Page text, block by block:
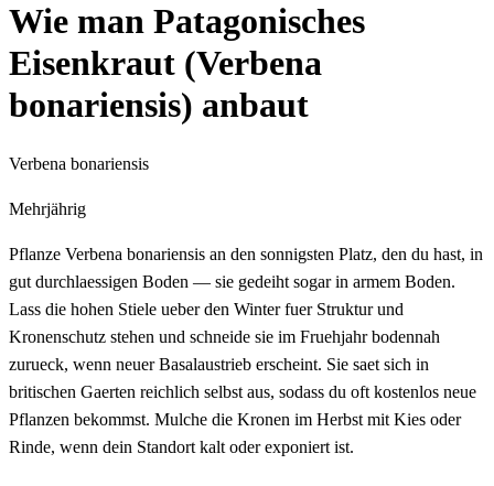
Wie man Patagonisches
Eisenkraut (Verbena
bonariensis) anbaut
Verbena bonariensis
Mehrjährig
Pflanze Verbena bonariensis an den sonnigsten Platz, den du hast, in
gut durchlaessigen Boden — sie gedeiht sogar in armem Boden.
Lass die hohen Stiele ueber den Winter fuer Struktur und
Kronenschutz stehen und schneide sie im Fruehjahr bodennah
zurueck, wenn neuer Basalaustrieb erscheint. Sie saet sich in
britischen Gaerten reichlich selbst aus, sodass du oft kostenlos neue
Pflanzen bekommst. Mulche die Kronen im Herbst mit Kies oder
Rinde, wenn dein Standort kalt oder exponiert ist.